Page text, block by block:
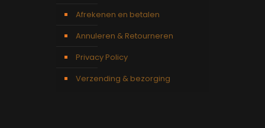
Afrekenen en betalen
Annuleren & Retourneren
Privacy Policy
Verzending & bezorging